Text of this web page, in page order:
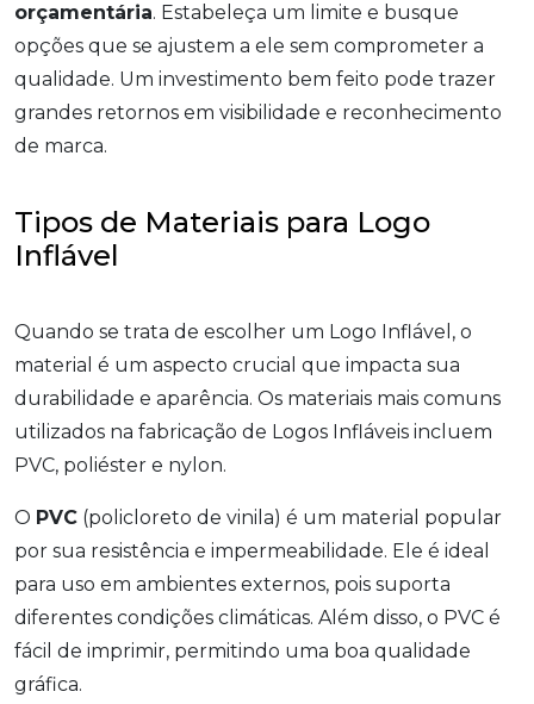
orçamentária. Estabeleça um limite e busque
opções que se ajustem a ele sem comprometer a
qualidade. Um investimento bem feito pode trazer
grandes retornos em visibilidade e reconhecimento
de marca.
Tipos de Materiais para Logo
Inflável
Quando se trata de escolher um Logo Inflável, o
material é um aspecto crucial que impacta sua
durabilidade e aparência. Os materiais mais comuns
utilizados na fabricação de Logos Infláveis incluem
PVC, poliéster e nylon.
O PVC (policloreto de vinila) é um material popular
por sua resistência e impermeabilidade. Ele é ideal
para uso em ambientes externos, pois suporta
diferentes condições climáticas. Além disso, o PVC é
fácil de imprimir, permitindo uma boa qualidade
gráfica.